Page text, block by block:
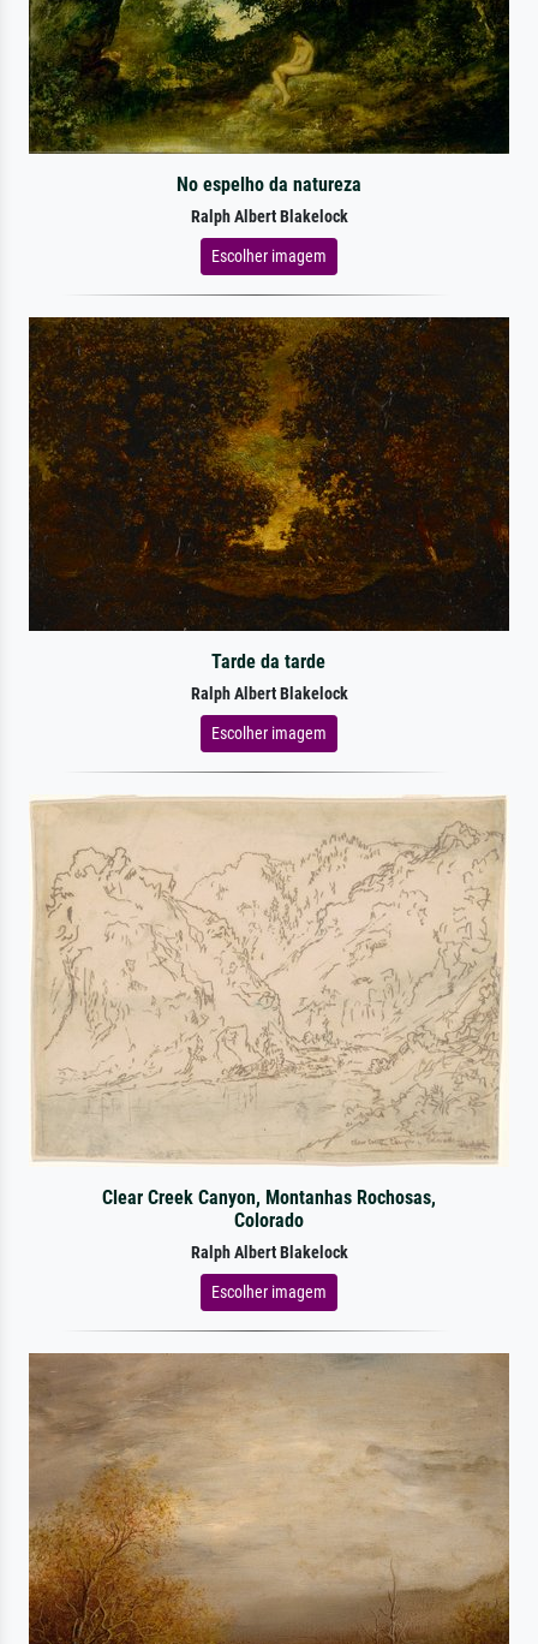
No espelho da natureza
Ralph Albert Blakelock
Escolher imagem
Tarde da tarde
Ralph Albert Blakelock
Escolher imagem
Clear Creek Canyon, Montanhas Rochosas,
Colorado
Ralph Albert Blakelock
Escolher imagem